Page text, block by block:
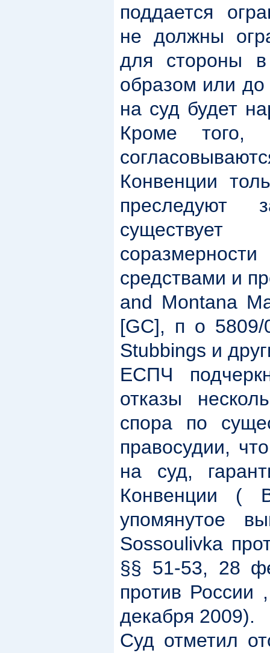
поддается
не должны
для стороны в
образом или до
на суд будет
Кроме того,
Конвенции
существует
средствами и
and Montana
[GC], п о
Stubbings и
ЕСПЧ
отказы
спора по
правосудии,
на суд,
Конвенции (
упомянутое
Sossoulivka
§§ 51-53, 28
против
декабря
Суд отметил